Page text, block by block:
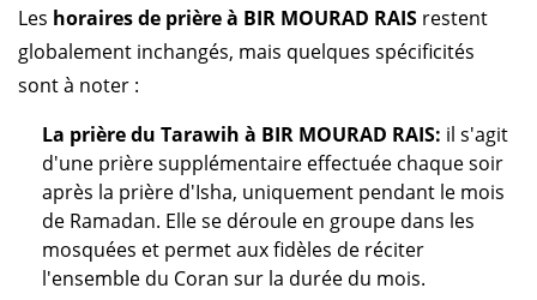
Les horaires de prière à BIR MOURAD RAIS restent
globalement inchangés, mais quelques spécificités
sont à noter :
La prière du Tarawih à BIR MOURAD RAIS: il s'agit
d'une prière supplémentaire effectuée chaque soir
après la prière d'Isha, uniquement pendant le mois
de Ramadan. Elle se déroule en groupe dans les
mosquées et permet aux fidèles de réciter
l'ensemble du Coran sur la durée du mois.